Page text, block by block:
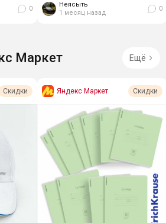
0
Неясыть
1 месяц назад
0
Маркет Ещё
Скидки Яндекс Маркет Скидки